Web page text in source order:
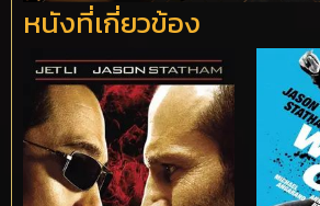
หนังที่เกี่ยวข้อง